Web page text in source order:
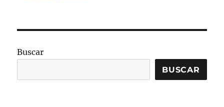
Buscar
BUSCAR